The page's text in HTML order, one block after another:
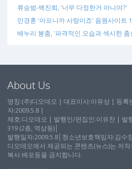
류승범-백진희, '너무 다정한거 아니야?'
민경훈 '아프니까 사랑이죠' 음원사이트
배누리 봉춤, '파격적인 모습과 섹시한
About Us
명칭:(주)디오데오 | 대표이사:이유상 | 등록
자:2009.5.8 |
제호:디오데오 | 발행인/편집인:이유찬 | 발
319 (2층, 역삼동)│
발행일자:2009.5.8│청소년보호책임자:김수
디오데오에서 제공되는 콘텐츠(뉴스)는 저
복사 배포등을 금지합니다.